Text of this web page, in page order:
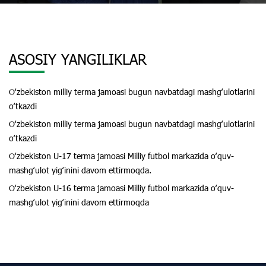
ASOSIY YANGILIKLAR
Oʻzbekiston milliy terma jamoasi bugun navbatdagi mashgʻulotlarini
oʻtkazdi
Oʻzbekiston milliy terma jamoasi bugun navbatdagi mashgʻulotlarini
oʻtkazdi
Oʻzbekiston U-17 terma jamoasi Milliy futbol markazida oʻquv-
mashgʻulot yigʻinini davom ettirmoqda.
Oʻzbekiston U-16 terma jamoasi Milliy futbol markazida oʻquv-
mashgʻulot yigʻinini davom ettirmoqda